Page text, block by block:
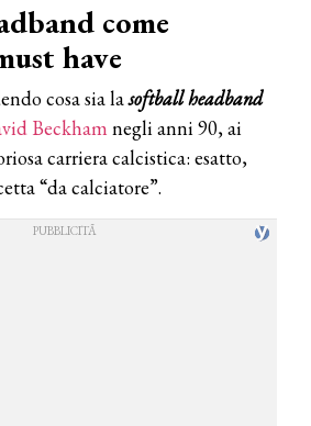
come
have
cosa sia lasoftball headband
Beckham negli anni 90, ai
carriera calcistica: esatto,
“da calciatore”.